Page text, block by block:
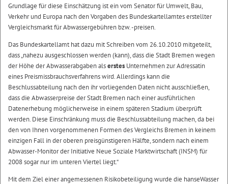
Grundlage für diese Einschätzung ist ein vom Senator für Umwelt, Bau,
Verkehr und Europa nach den Vorgaben des Bundeskartellamtes erstellter
Vergleichsmarkt für Abwassergebühren bzw. -preisen.
Das Bundeskartellamt hat dazu mit Schreiben vom 26.10.2010 mitgeteilt,
dass „nahezu ausgeschlossen werden (kann), dass die Stadt Bremen wegen
der Höhe der Abwasserabgaben alserstes Unternehmen zur Adressatin
eines Preismissbrauchsverfahrens wird. Allerdings kann die
Beschlussabteilung nach den ihr vorliegenden Daten nicht ausschließen,
dass die Abwasserpreise der Stadt Bremen nach einer ausführlichen
Datenerhebung möglicherweise in einem späteren Stadium überprüft
werden. Diese Einschränkung muss die Beschlussabteilung machen, da bei
den von Ihnen vorgenommenen Formen des Vergleichs Bremen in keinem
einzigen Fall in der oberen preisgünstigeren Hälfte, sondern nach einem
Abwasser-Monitor der Initiative Neue Soziale Marktwirtschaft (INSM) für
2008 sogar nur im unteren Viertel liegt.“
Mit dem Ziel einer angemessenen Risikobeteiligung wurde die hanseWasser